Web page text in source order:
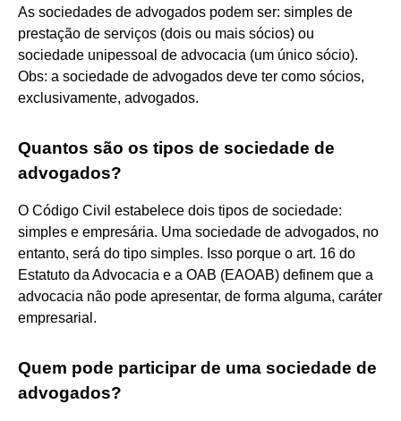
As sociedades de advogados podem ser: simples de
prestação de serviços (dois ou mais sócios) ou
sociedade unipessoal de advocacia (um único sócio).
Obs: a sociedade de advogados deve ter como sócios,
exclusivamente, advogados.
Quantos são os tipos de sociedade de
advogados?
O Código Civil estabelece dois tipos de sociedade:
simples e empresária. Uma sociedade de advogados, no
entanto, será do tipo simples. Isso porque o art. 16 do
Estatuto da Advocacia e a OAB (EAOAB) definem que a
advocacia não pode apresentar, de forma alguma, caráter
empresarial.
Quem pode participar de uma sociedade de
advogados?